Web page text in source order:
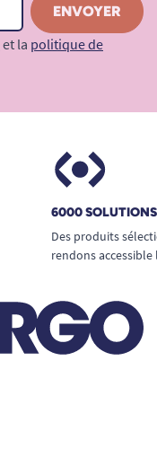
et la politique de
6000
Des produits
rendons